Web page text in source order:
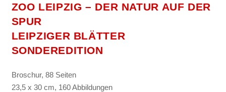
ZOO LEIPZIG – DER NATUR AUF DER
SPUR
LEIPZIGER BLÄTTER
SONDEREDITION
Broschur, 88 Seiten
23,5 x 30 cm, 160 Abbildungen